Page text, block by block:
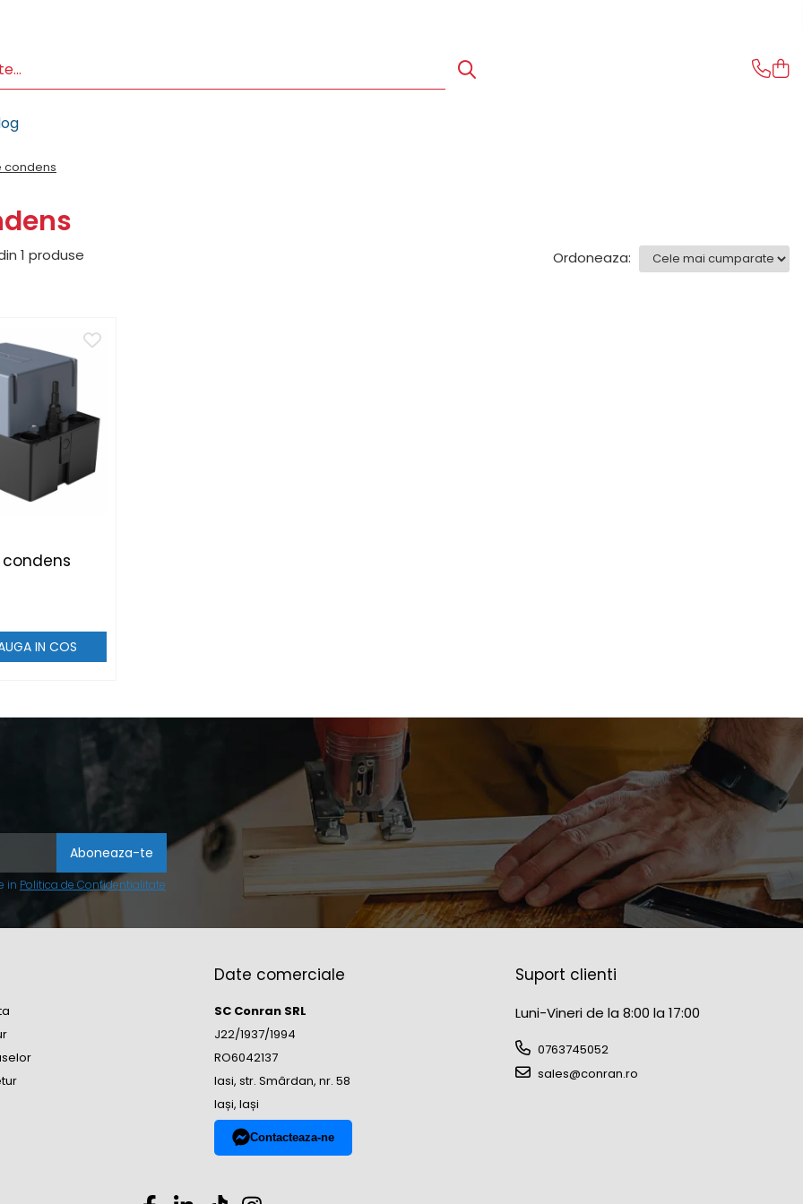
condens
1 produse Ordoneaza:
IN COS
in Politica de Confidentialitate
Date comerciale
SC Conran SRL
J22/1937/1994
RO6042137
Iasi, str. Smârdan, nr. 58
Iași, Iași
Contacteaza-ne
Suport clienti
Luni-Vineri de la 8:00 la 17:00
0763745052
sales@conran.ro